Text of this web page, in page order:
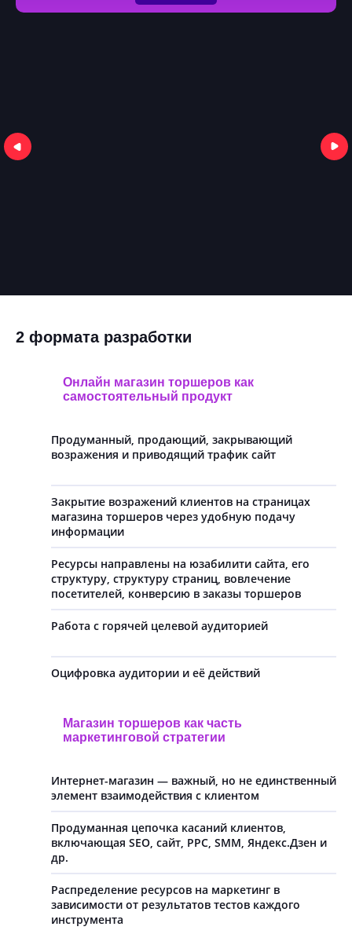
2 формата разработки
Онлайн магазин торшеров как
самостоятельный продукт
Продуманный, продающий, закрывающий
возражения и приводящий трафик сайт
Закрытие возражений клиентов на страницах
магазина торшеров через удобную подачу
информации
Ресурсы направлены на юзабилити сайта, его
структуру, структуру страниц, вовлечение
посетителей, конверсию в заказы торшеров
Работа с горячей целевой аудиторией
Оцифровка аудитории и её действий
Магазин торшеров как часть
маркетинговой стратегии
Интернет-магазин — важный, но не единственный
элемент взаимодействия с клиентом
Продуманная цепочка касаний клиентов,
включающая SEO, сайт, PPC, SMM, Яндекс.Дзен и
др.
Распределение ресурсов на маркетинг в
зависимости от результатов тестов каждого
инструмента